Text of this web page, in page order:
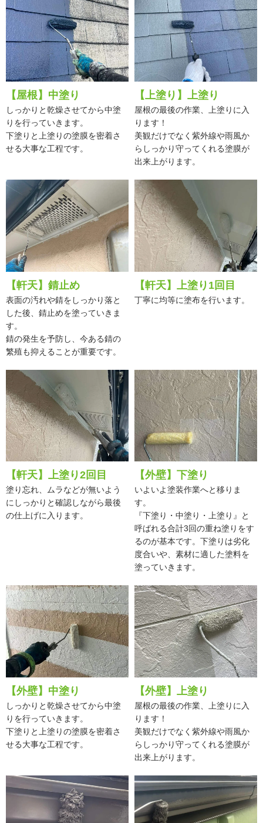
【屋根】中塗り
しっかりと乾燥させてから中塗
りを行っていきます。
下塗りと上塗りの塗膜を密着さ
せる大事な工程です。
【上塗り】上塗り
屋根の最後の作業、上塗りに入
ります！
美観だけでなく紫外線や雨風か
らしっかり守ってくれる塗膜が
出来上がります。
【軒天】錆止め
表面の汚れや錆をしっかり落と
した後、錆止めを塗っていきま
す。
錆の発生を予防し、今ある錆の
繁殖も抑えることが重要です。
【軒天】上塗り1回目
丁寧に均等に塗布を行います。
【軒天】上塗り2回目
塗り忘れ、ムラなどが無いよう
にしっかりと確認しながら最後
の仕上げに入ります。
【外壁】下塗り
いよいよ塗装作業へと移りま
す。
『下塗り・中塗り・上塗り』と
呼ばれる合計3回の重ね塗りをす
るのが基本です。下塗りは劣化
度合いや、素材に適した塗料を
塗っていきます。
【外壁】中塗り
しっかりと乾燥させてから中塗
りを行っていきます。
下塗りと上塗りの塗膜を密着さ
せる大事な工程です。
【外壁】上塗り
屋根の最後の作業、上塗りに入
ります！
美観だけでなく紫外線や雨風か
らしっかり守ってくれる塗膜が
出来上がります。